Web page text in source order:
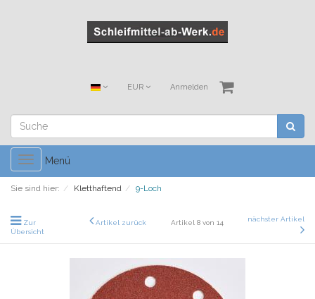
EUR Anmelden
Toggle
navigation
Menü
Sie sind hier: Kletthaftend 9-Loch
Zur
Übersicht
Artikel zurück Artikel 8 von 14 nächster Artikel